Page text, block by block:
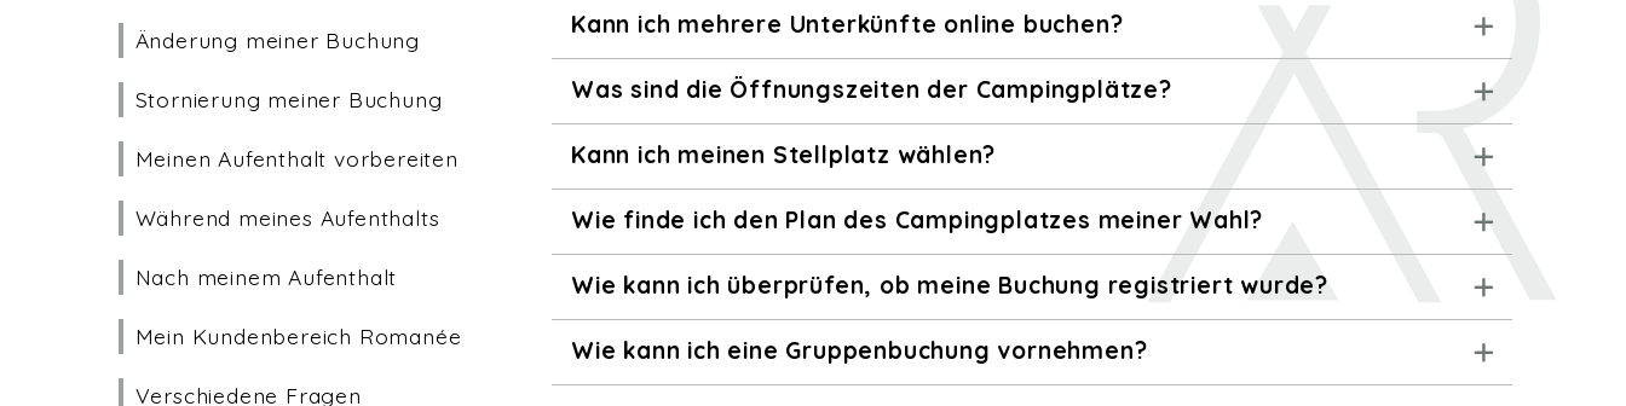
Änderung meiner Buchung
Stornierung meiner Buchung
Meinen Aufenthalt vorbereiten
Während meines Aufenthalts
Nach meinem Aufenthalt
Mein Kundenbereich Romanée
Verschiedene Fragen
Kann ich mehrere Unterkünfte online buchen?
Was sind die Öffnungszeiten der Campingplätze?
Kann ich meinen Stellplatz wählen?
Wie finde ich den Plan des Campingplatzes meiner Wahl?
Wie kann ich überprüfen, ob meine Buchung registriert wurde?
Wie kann ich eine Gruppenbuchung vornehmen?